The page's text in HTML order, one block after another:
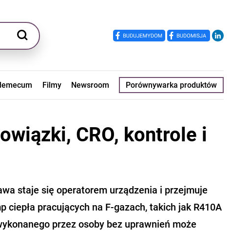
Filmy Newsroom Porównywarka produktów
CRO, kontrole i
staje się operatorem urządzenia i przejmuje
pracujących na F-gazach, takich jak R410A
przez osoby bez uprawnień może